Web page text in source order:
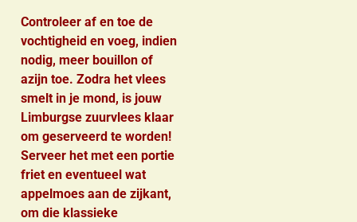
Controleer af en toe de
vochtigheid en voeg, indien
nodig, meer bouillon of
azijn toe. Zodra het vlees
smelt in je mond, is jouw
Limburgse zuurvlees klaar
om geserveerd te worden!
Serveer het met een portie
friet en eventueel wat
appelmoes aan de zijkant,
om die klassieke